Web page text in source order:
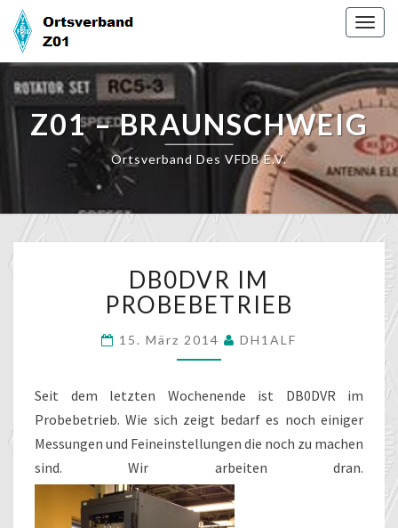
Skip
content
Z01 – BRAUNSCHWEIG
Ortsverband Des VFDB E.V.
IM
PROBEBETRIEB
DB0DVR IM
PROBEBETRIEB
15. März 2014 DH1ALF
Seit dem letzten Wochenende ist DB0DVR im
Probebetrieb. Wie sich zeigt bedarf es noch einiger
Messungen und Feineinstellungen die noch zu machen
sind. Wir arbeiten dran.